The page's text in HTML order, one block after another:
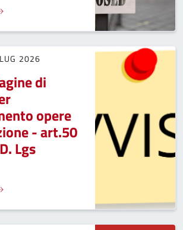
"SADAKO SASAKI"}
2026
di
opere
- art.50
Lgs
DI MERCATO PER COMPLETAMENTO